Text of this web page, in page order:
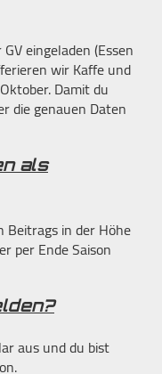
eingeladen (Essen
wir Kaffe und
Damit du
die genauen Daten
als
Beitrags in der Höhe
per Ende Saison
aus und du bist